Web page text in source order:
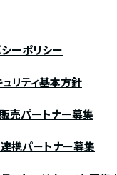
ーポリシー
リティ基本方針
売パートナー募集
携パートナー募集